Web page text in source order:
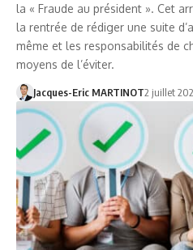
la « Fraude au président ». Cet
la rentrée de rédiger une suite
même et les responsabilités de
moyens de l’éviter.
Jacques-Eric MARTINOT2 juillet